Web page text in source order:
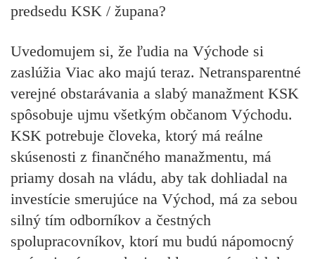
predsedu KSK / župana?
Uvedomujem si, že ľudia na Východe si
zaslúžia Viac ako majú teraz. Netransparentné
verejné obstarávania a slabý manažment KSK
spôsobuje ujmu všetkým občanom Východu.
KSK potrebuje človeka, ktorý má reálne
skúsenosti z finančného manažmentu, má
priamy dosah na vládu, aby tak dohliadal na
investície smerujúce na Východ, má za sebou
silný tím odborníkov a čestných
spolupracovníkov, ktorí mu budú nápomocný